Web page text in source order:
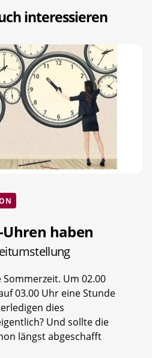
interessieren
haben
Um 02.00
03.00 Uhr eine Stunde
dies
Und sollte die
längst abgeschafft